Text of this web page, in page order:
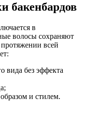
бакенбардов
в
волосы сохраняют
всей
вида без эффекта
и стилем.